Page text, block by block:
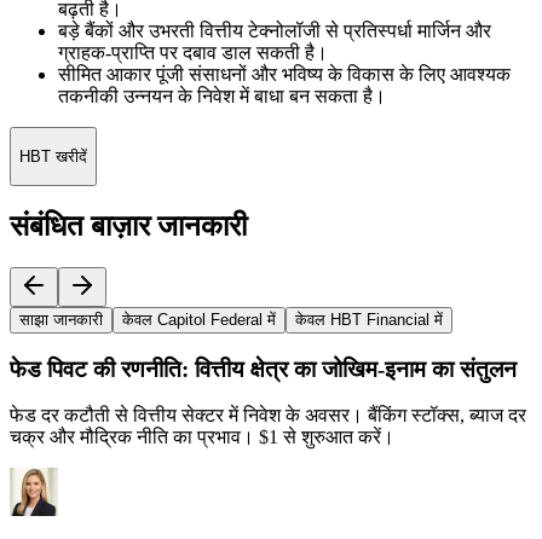
बढ़ती है।
बड़े बैंकों और उभरती वित्तीय टेक्नोलॉजी से प्रतिस्पर्धा मार्जिन और
ग्राहक-प्राप्ति पर दबाव डाल सकती है।
सीमित आकार पूंजी संसाधनों और भविष्य के विकास के लिए आवश्यक
तकनीकी उन्नयन के निवेश में बाधा बन सकता है।
HBT खरीदें
संबंधित बाज़ार जानकारी
साझा जानकारी केवल Capitol Federal में केवल HBT Financial में
फेड पिवट की रणनीति: वित्तीय क्षेत्र का जोखिम-इनाम का संतुलन
फेड दर कटौती से वित्तीय सेक्टर में निवेश के अवसर। बैंकिंग स्टॉक्स, ब्याज दर
चक्र और मौद्रिक नीति का प्रभाव। $1 से शुरुआत करें।